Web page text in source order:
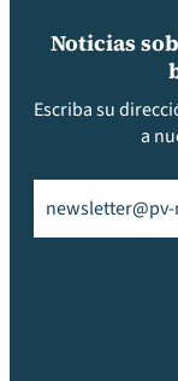
Noticias
Escriba su
a